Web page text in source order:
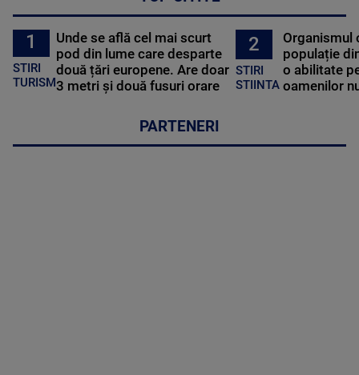
1
STIRI
TURISM
Unde se află cel mai scurt
pod din lume care desparte
două țări europene. Are doar
3 metri și două fusuri orare
2
STIRI
STIINTA
Organismul
populație
o abilitate
oamenilor
PARTENERI